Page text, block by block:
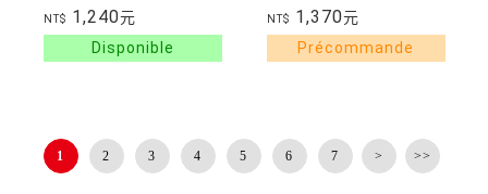
NT$ 1,240元 NT$ 1,370元
1 2 3 4 5 6 7 > >>